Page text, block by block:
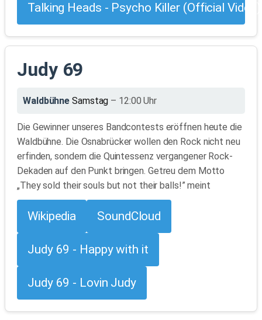
Talking Heads - Psycho Killer (Official Video)
Judy 69
Waldbühne Samstag – 12:00 Uhr
Die Gewinner unseres Bandcontests eröffnen heute die
Waldbühne. Die Osnabrücker wollen den Rock nicht neu
erfinden, sondern die Quintessenz vergangener Rock-
Dekaden auf den Punkt bringen. Getreu dem Motto
„They sold their souls but not their balls!” meint
Wikipedia SoundCloud
Judy 69 - Happy with it
Judy 69 - Lovin Judy